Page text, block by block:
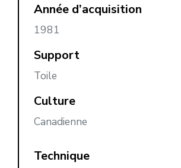
Année d’acquisition
1981
Support
Toile
Culture
Canadienne
Technique